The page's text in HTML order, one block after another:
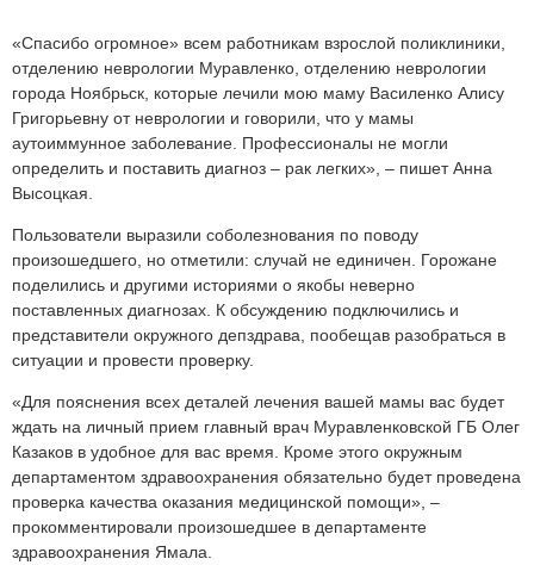
«Спасибо огромное» всем работникам взрослой поликлиники,
отделению неврологии Муравленко, отделению неврологии
города Ноябрьск, которые лечили мою маму Василенко Алису
Григорьевну от неврологии и говорили, что у мамы
аутоиммунное заболевание. Профессионалы не могли
определить и поставить диагноз – рак легких», – пишет Анна
Высоцкая.
Пользователи выразили соболезнования по поводу
произошедшего, но отметили: случай не единичен. Горожане
поделились и другими историями о якобы неверно
поставленных диагнозах. К обсуждению подключились и
представители окружного депздрава, пообещав разобраться в
ситуации и провести проверку.
«Для пояснения всех деталей лечения вашей мамы вас будет
ждать на личный прием главный врач Муравленковской ГБ Олег
Казаков в удобное для вас время. Кроме этого окружным
департаментом здравоохранения обязательно будет проведена
проверка качества оказания медицинской помощи», –
прокомментировали произошедшее в департаменте
здравоохранения Ямала.